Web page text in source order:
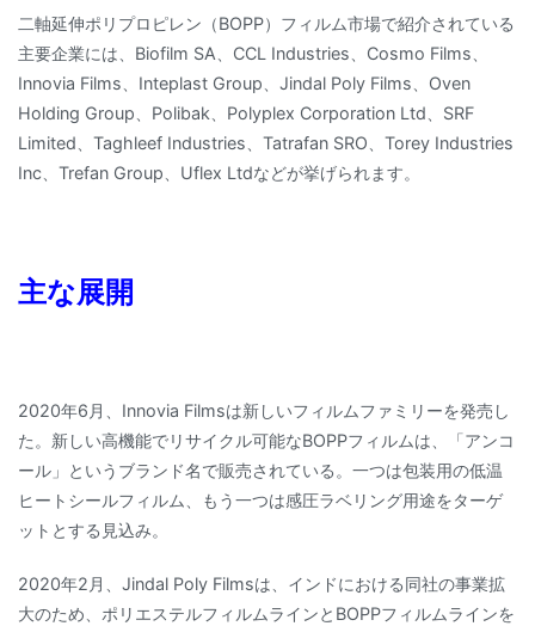
二軸延伸ポリプロピレン（BOPP）フィルム市場で紹介されている
主要企業には、Biofilm SA、CCL Industries、Cosmo Films、
Innovia Films、Inteplast Group、Jindal Poly Films、Oven
Holding Group、Polibak、Polyplex Corporation Ltd、SRF
Limited、Taghleef Industries、Tatrafan SRO、Torey Industries
Inc、Trefan Group、Uflex Ltdなどが挙げられます。
主な展開
2020年6月、Innovia Filmsは新しいフィルムファミリーを発売し
た。新しい高機能でリサイクル可能なBOPPフィルムは、「アンコ
ール」というブランド名で販売されている。一つは包装用の低温
ヒートシールフィルム、もう一つは感圧ラベリング用途をターゲ
ットとする見込み。
2020年2月、Jindal Poly Filmsは、インドにおける同社の事業拡
大のため、ポリエステルフィルムラインとBOPPフィルムラインを